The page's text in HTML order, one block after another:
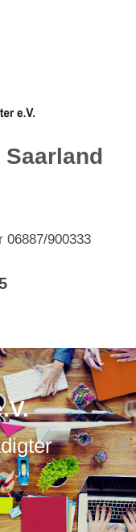
06887/900333